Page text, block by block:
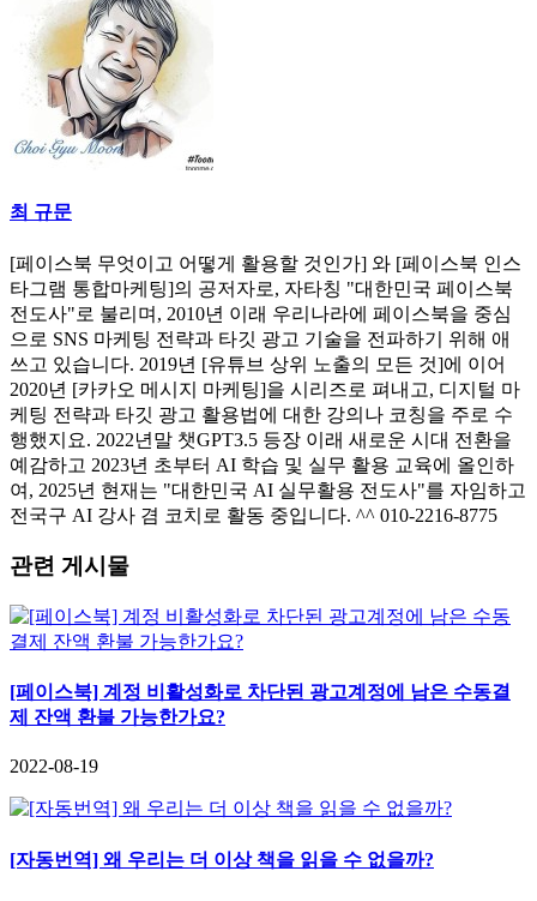
최 규문
[페이스북 무엇이고 어떻게 활용할 것인가] 와 [페이스북 인스
타그램 통합마케팅]의 공저자로, 자타칭 "대한민국 페이스북
전도사"로 불리며, 2010년 이래 우리나라에 페이스북을 중심
으로 SNS 마케팅 전략과 타깃 광고 기술을 전파하기 위해 애
쓰고 있습니다. 2019년 [유튜브 상위 노출의 모든 것]에 이어
2020년 [카카오 메시지 마케팅]을 시리즈로 펴내고, 디지털 마
케팅 전략과 타깃 광고 활용법에 대한 강의나 코칭을 주로 수
행했지요. 2022년말 챗GPT3.5 등장 이래 새로운 시대 전환을
예감하고 2023년 초부터 AI 학습 및 실무 활용 교육에 올인하
여, 2025년 현재는 "대한민국 AI 실무활용 전도사"를 자임하고
전국구 AI 강사 겸 코치로 활동 중입니다. ^^ 010-2216-8775
관련 게시물
[페이스북] 계정 비활성화로 차단된 광고계정에 남은 수동결
제 잔액 환불 가능한가요?
2022-08-19
[자동번역] 왜 우리는 더 이상 책을 읽을 수 없을까?